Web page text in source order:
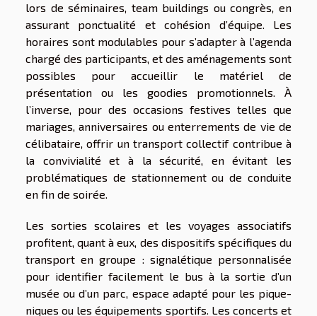
lors de séminaires, team buildings ou congrès, en
assurant ponctualité et cohésion d’équipe. Les
horaires sont modulables pour s’adapter à l’agenda
chargé des participants, et des aménagements sont
possibles pour accueillir le matériel de
présentation ou les goodies promotionnels. À
l’inverse, pour des occasions festives telles que
mariages, anniversaires ou enterrements de vie de
célibataire, offrir un transport collectif contribue à
la convivialité et à la sécurité, en évitant les
problématiques de stationnement ou de conduite
en fin de soirée.
Les sorties scolaires et les voyages associatifs
profitent, quant à eux, des dispositifs spécifiques du
transport en groupe : signalétique personnalisée
pour identifier facilement le bus à la sortie d’un
musée ou d’un parc, espace adapté pour les pique-
niques ou les équipements sportifs. Les concerts et